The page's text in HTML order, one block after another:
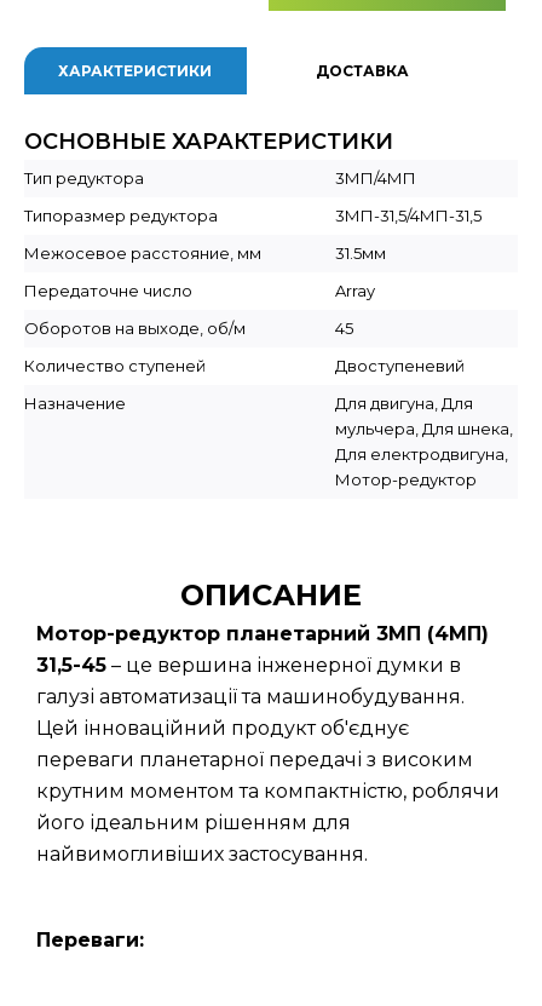
ХАРАКТЕРИСТИКИ ДОСТАВКА
ОСНОВНЫЕ ХАРАКТЕРИСТИКИ
Тип редуктора
3МП/4МП
Типоразмер редуктора
3МП-31,5/4МП-31,5
Межосевое расстояние, мм
31.5мм
Передаточне число
Array
Оборотов на выходе, об/м
45
Количество ступеней
Двоступеневий
Назначение
Для двигуна, Для
мульчера, Для шнека,
Для електродвигуна,
Мотор-редуктор
ОПИСАНИЕ
Мотор-редуктор планетарний 3МП (4МП)
31,5-45 – це вершина інженерної думки в
галузі автоматизації та машинобудування.
Цей інноваційний продукт об'єднує
переваги планетарної передачі з високим
крутним моментом та компактністю, роблячи
його ідеальним рішенням для
найвимогливіших застосування.
Переваги: